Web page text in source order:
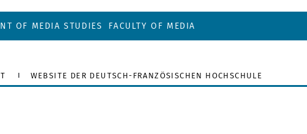
OF MEDIA STUDIES FACULTY OF MEDIA
WEBSITE DER DEUTSCH-FRANZÖSISCHEN HOCHSCHULE